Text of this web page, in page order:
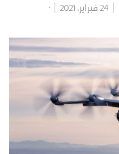
24 فبراير، 2021